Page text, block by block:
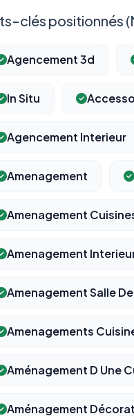
clés positionnés
Agencement 3d
In Situ
Agencement Interieur
Amenagement
Amenagement
Amenagement
Amenagement Salle
Amenagements
Aménagement D Une
Aménagement